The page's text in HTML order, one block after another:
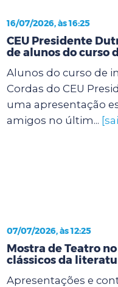
16/07/2026, às 16:25
CEU Presidente
de alunos do curso
Alunos do curso de
Cordas do CEU
uma apresentação
amigos no últim...
07/07/2026, às 12:25
Mostra de Teatro
clássicos da
Apresentações e